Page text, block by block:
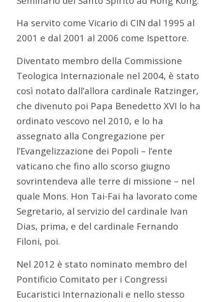
Ha servito come Vicario di CIN dal 1995 al
2001 e dal 2001 al 2006 come Ispettore.
Diventato membro della Commissione
Teologica Internazionale nel 2004, è stato
così notato dall’allora cardinale Ratzinger,
che divenuto poi Papa Benedetto XVI lo ha
ordinato vescovo nel 2010, e lo ha
assegnato alla Congregazione per
l’Evangelizzazione dei Popoli – l’ente
vaticano che fino allo scorso giugno
sovrintendeva alle terre di missione – nel
quale Mons. Hon Tai-Fai ha lavorato come
Segretario, al servizio del cardinale Ivan
Dias, prima, e del cardinale Fernando
Filoni, poi.
Nel 2012 è stato nominato membro del
Pontificio Comitato per i Congressi
Eucaristici Internazionali e nello stesso